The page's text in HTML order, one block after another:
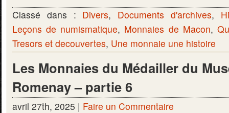
Classé dans : Divers, Documents d'archives,
Leçons de numismatique, Monnaies de Macon,
Tresors et decouvertes, Une monnaie une histoire
Les Monnaies du Médailler du
Romenay – partie 6
avril 27th, 2025 | Faire un Commentaire